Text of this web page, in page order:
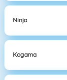
Ninja
Kogama